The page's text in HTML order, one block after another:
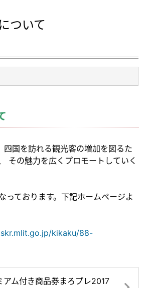
ついて
国を訪れる観光客の増加を図るた
その魅力を広くプロモートしていく
ております。下記ホームページよ
kikaku/88-
アム付き商品券まろプレ2017